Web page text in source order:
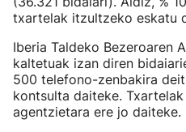
txartelak itzultzeko eskatu
Iberia Taldeko Bezeroaren
kaltetuak izan diren
500 telefono-zenbakira
kontsulta daiteke.
agentzietara ere jo daiteke.